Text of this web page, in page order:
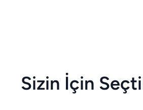
Sizin İçin